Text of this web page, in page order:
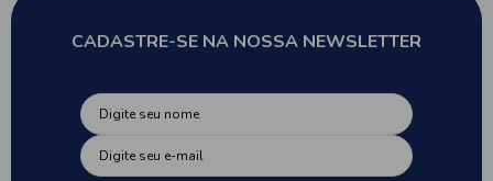
CADASTRE-SE NA NOSSA NEWSLETTER